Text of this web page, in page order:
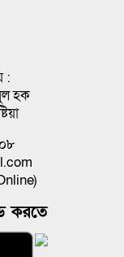
:
হক
করতে